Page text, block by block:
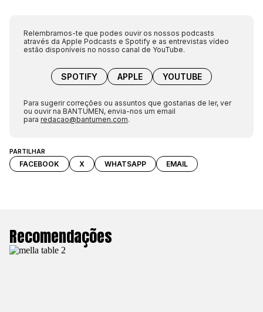
PARTILHAR
FACEBOOK X WHATSAPP EMAIL
Relembramos-te que podes ouvir os nossos podcasts
através da Apple Podcasts e Spotify e as entrevistas vídeo
estão disponíveis no nosso canal de YouTube.
SPOTIFY APPLE YOUTUBE
Para sugerir correções ou assuntos que gostarias de ler, ver
ou ouvir na BANTUMEN, envia-nos um email
para redacao@bantumen.com.
Recomendações